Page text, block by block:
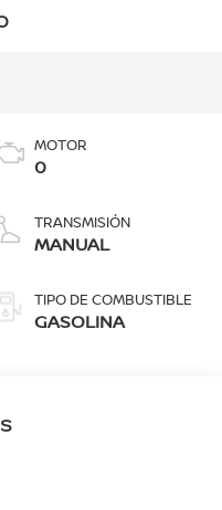
MOTOR
0
TRANSMISIÓN
MANUAL
TIPO DE COMBUSTIBLE
GASOLINA